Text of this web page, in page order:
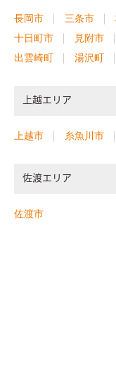
長岡市 三条市
十日町市
見附市
出雲崎町
湯沢町
上越エリア
上越市 糸魚川市
佐渡エリア
佐渡市